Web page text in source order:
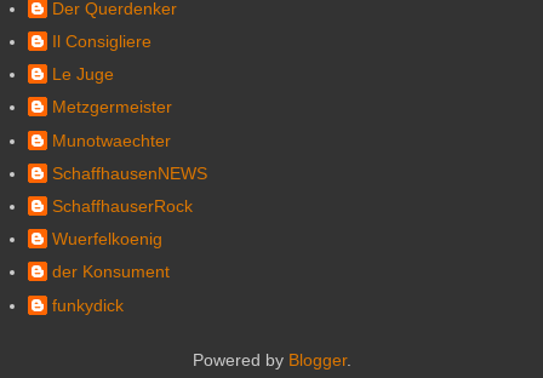
Der Querdenker
Il Consigliere
Le Juge
Metzgermeister
Munotwaechter
SchaffhausenNEWS
SchaffhauserRock
Wuerfelkoenig
der Konsument
funkydick
Powered by Blogger.